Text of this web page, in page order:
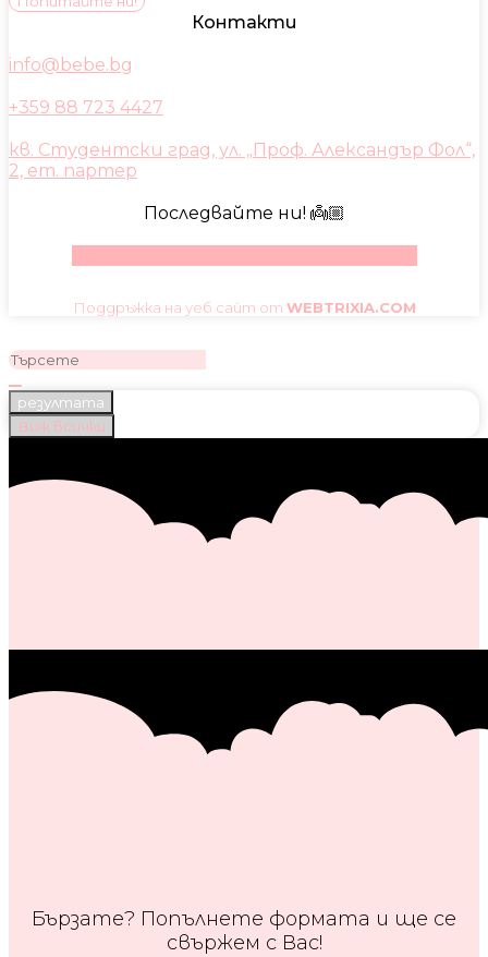
Контакти
info@bebe.bg
+359 88 723 4427
кв. Студентски град, ул. „Проф. Александър Фол“,
2, ет. партер
Последвайте ни! 👼🏼
Поддръжка на уеб сайт от WEBTRIXIA.COM
резултата
Виж всички
Бързате? Попълнете формата и ще се
свържем с Вас!